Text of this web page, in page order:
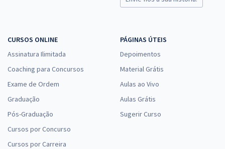
CURSOS ONLINE
Assinatura Ilimitada
Coaching para Concursos
Exame de Ordem
Graduação
Pós-Graduação
Cursos por Concurso
Cursos por Carreira
PÁGINAS ÚTEIS
Depoimentos
Material Grátis
Aulas ao Vivo
Aulas Grátis
Sugerir Curso